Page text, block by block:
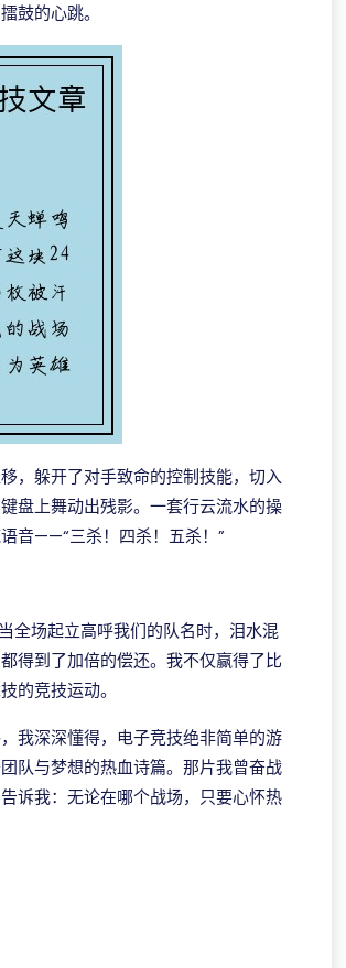
鼓的心跳。
，躲开了对手致命的控制技能，切入
盘上舞动出残影。一套行云流水的操
音——“三杀！四杀！五杀！”
全场起立高呼我们的队名时，泪水混
得到了加倍的偿还。我不仅赢得了比
的竞技运动。
我深深懂得，电子竞技绝非简单的游
队与梦想的热血诗篇。那片我曾奋战
诉我：无论在哪个战场，只要心怀热